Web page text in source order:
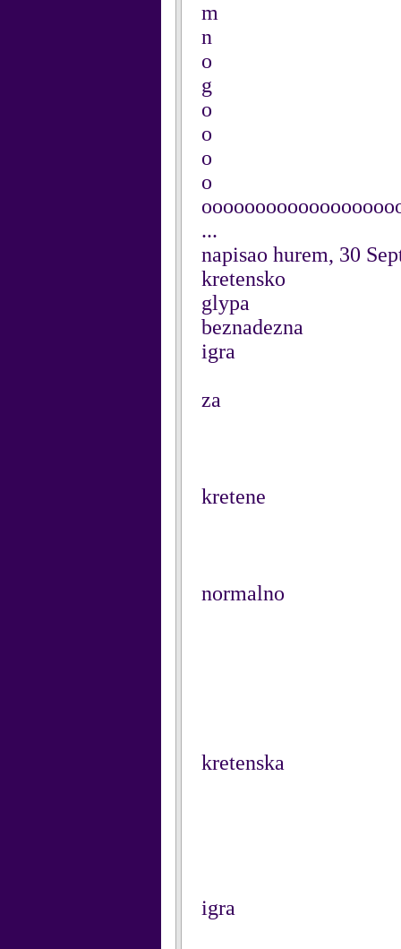
m
n
o
g
o
o
o
o
...
napisao hurem, 30
kretensko
glypa
beznadezna
igra
za
kretene
normalno
kretenska
igra